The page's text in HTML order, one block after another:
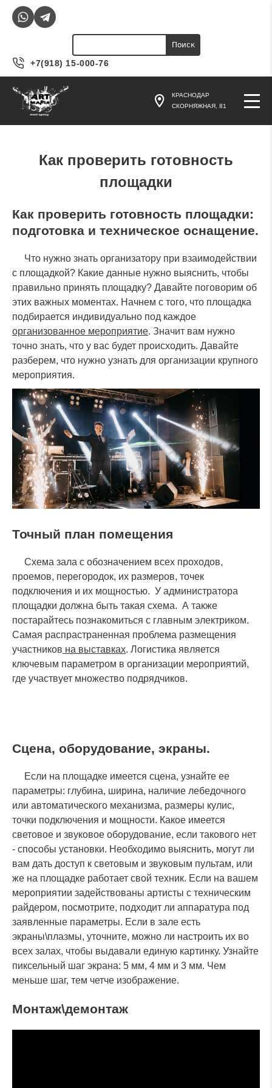
Форма поиска
+7(918) 15-000-76
КРАСНОДАР
СКОРНЯЖНАЯ, 81
Как проверить готовность
площадки
Как проверить готовность площадки:
подготовка и техническое оснащение.
Что нужно знать организатору при взаимодействии
с площадкой? Какие данные нужно выяснить, чтобы
правильно принять площадку? Давайте поговорим об
этих важных моментах. Начнем с того, что площадка
подбирается индивидуально под каждое
организованное мероприятие. Значит вам нужно
точно знать, что у вас будет происходить. Давайте
разберем, что нужно узнать для организации крупного
мероприятия.
Точный план помещения
Схема зала с обозначением всех проходов,
проемов, перегородок, их размеров, точек
подключения и их мощностью. У администратора
площадки должна быть такая схема. А также
постарайтесь познакомиться с главным электриком.
Самая распрастраненная проблема размещения
участников на выставках. Логистика является
ключевым параметром в организации мероприятий,
где участвует множество подрядчиков.
Сцена, оборудование, экраны.
Если на площадке имеется сцена, узнайте ее
параметры: глубина, ширина, наличие лебедочного
или автоматического механизма, размеры кулис,
точки подключения и мощности. Какое имеется
световое и звуковое оборудование, если такового нет
- способы установки. Необходимо выяснить, могут ли
вам дать доступ к световым и звуковым пультам, или
же на площадке работает свой техник. Если на вашем
мероприятии задействованы артисты с техническим
райдером, посмотрите, подходит ли аппаратура под
заявленные параметры. Если в зале есть
экраны\плазмы, уточните, можно ли настроить их во
всех залах, чтобы выдавали единую картинку. Узнайте
пиксельный шаг экрана: 5 мм, 4 мм и 3 мм. Чем
меньше шаг, тем четче изображение.
Монтаж\демонтаж